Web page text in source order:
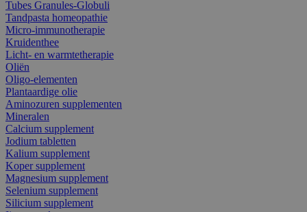
Tubes Granules-Globuli
Tandpasta homeopathie
Micro-immunotherapie
Kruidenthee
Licht- en warmtetherapie
Oliën
Oligo-elementen
Plantaardige olie
Aminozuren supplementen
Mineralen
Calcium supplement
Jodium tabletten
Kalium supplement
Koper supplement
Magnesium supplement
Selenium supplement
Silicium supplement